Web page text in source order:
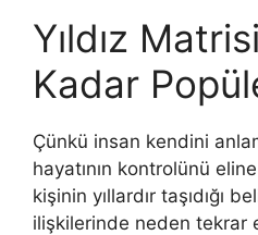
Yıldız
Kadar
Çünkü insan kendini
hayatının kontrolünü
kişinin yıllardır taşıdığı
ilişkilerinde neden tekrar